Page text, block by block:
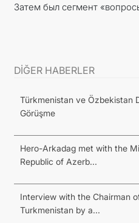
Затем был сегмент
DİĞER HABERLER
Türkmenistan ve Özbekistan
Görüşme
Hero-Arkadag met with the
Republic of Azerb...
Interview with the Chairman
Turkmenistan by a...